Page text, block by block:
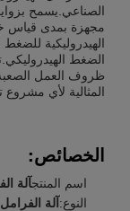
الهيدروليكية
الضغط
ظروف العمل الصعبة
المثالية لأي
الخصائص:
اسم المنتجآلة
النوع: آلة